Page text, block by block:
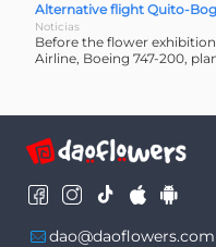
Alternative flight Quito-
Noticias
Before the flower
Airline, Boeing 747-200,
dao@daoflowers.com